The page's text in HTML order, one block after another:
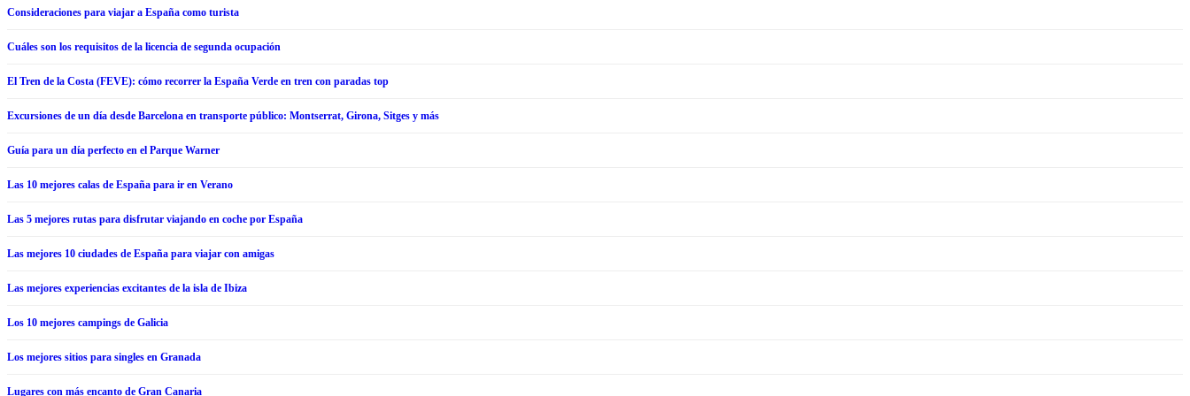
Consideraciones para viajar a España como turista
Cuáles son los requisitos de la licencia de segunda ocupación
El Tren de la Costa (FEVE): cómo recorrer la España Verde en tren con paradas top
Excursiones de un día desde Barcelona en transporte público: Montserrat, Girona, Sitges y más
Guía para un día perfecto en el Parque Warner
Las 10 mejores calas de España para ir en Verano
Las 5 mejores rutas para disfrutar viajando en coche por España
Las mejores 10 ciudades de España para viajar con amigas
Las mejores experiencias excitantes de la isla de Ibiza
Los 10 mejores campings de Galicia
Los mejores sitios para singles en Granada
Lugares con más encanto de Gran Canaria